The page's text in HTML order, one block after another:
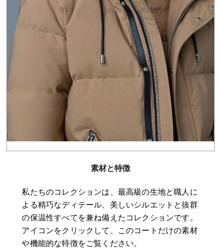
素材と特徴
私たちのコレクションは、最高級の生地と職人に
よる精巧なディテール、美しいシルエットと抜群
の保温性すべてを兼ね備えたコレクションです。
アイコンをクリックして、このコートだけの素材
や機能的な特徴をご覧ください。